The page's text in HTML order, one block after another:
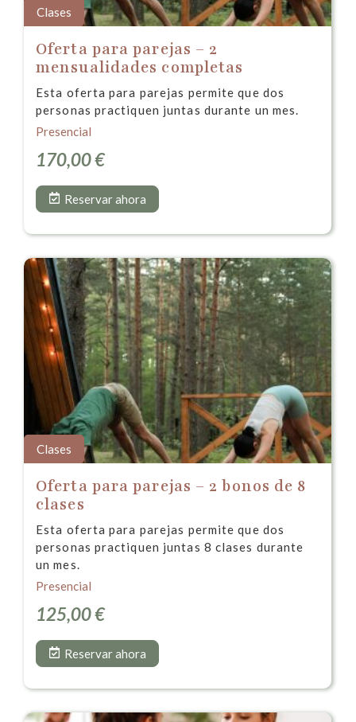
Clases
Oferta para parejas – 2
mensualidades completas
Esta oferta para parejas permite que dos
personas practiquen juntas durante un mes.
Presencial
170,00€
Reservar ahora
Clases
Oferta para parejas – 2 bonos de 8
clases
Esta oferta para parejas permite que dos
personas practiquen juntas 8 clases durante
un mes.
Presencial
125,00€
Reservar ahora